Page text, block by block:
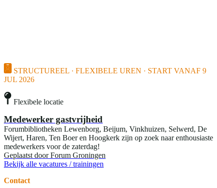
STRUCTUREEL · FLEXIBELE UREN · START VANAF 9
JUL 2026
Flexibele locatie
Medewerker gastvrijheid
Forumbibliotheken Lewenborg, Beijum, Vinkhuizen, Selwerd, De
Wijert, Haren, Ten Boer en Hoogkerk zijn op zoek naar enthousiaste
medewerkers voor de zaterdag!
Geplaatst door Forum Groningen
Bekijk alle vacatures / trainingen
Contact